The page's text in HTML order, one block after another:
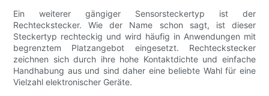
Ein weiterer gängiger Sensorsteckertyp ist der
Rechteckstecker. Wie der Name schon sagt, ist dieser
Steckertyp rechteckig und wird häufig in Anwendungen mit
begrenztem Platzangebot eingesetzt. Rechteckstecker
zeichnen sich durch ihre hohe Kontaktdichte und einfache
Handhabung aus und sind daher eine beliebte Wahl für eine
Vielzahl elektronischer Geräte.